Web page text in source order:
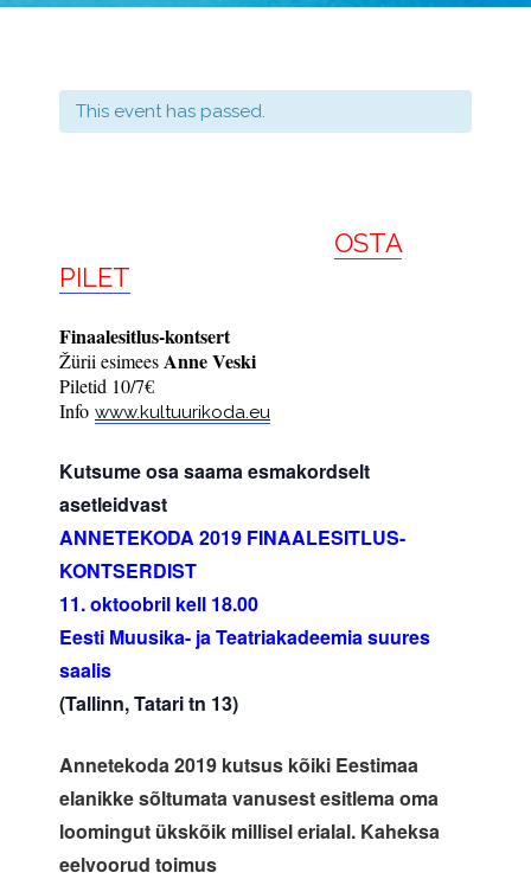
This event has passed.
OSTA
PILET
Finaalesitlus-kontsert
Žürii esimeesAnne Veski
Piletid 10/7€
Info www.kultuurikoda.eu
Kutsume osa saama esmakordselt
asetleidvast
ANNETEKODA 2019 FINAALESITLUS-
KONTSERDIST
11. oktoobril kell 18.00
Eesti Muusika- ja Teatriakadeemia suures
saalis
(Tallinn, Tatari tn 13)
Annetekoda 2019 kutsus kõiki Eestimaa
elanikke sõltumata vanusest esitlema oma
loomingut ükskõik millisel erialal. Kaheksa
eelvoorud toimus